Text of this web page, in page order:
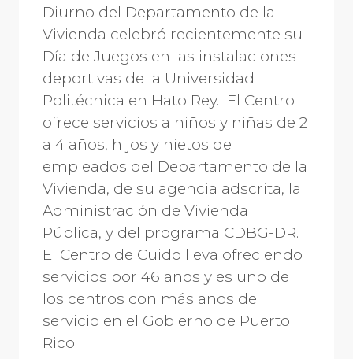
Diurno del Departamento de la
Vivienda celebró recientemente su
Día de Juegos en las instalaciones
deportivas de la Universidad
Politécnica en Hato Rey. El Centro
ofrece servicios a niños y niñas de 2
a 4 años, hijos y nietos de
empleados del Departamento de la
Vivienda, de su agencia adscrita, la
Administración de Vivienda
Pública, y del programa CDBG-DR.
El Centro de Cuido lleva ofreciendo
servicios por 46 años y es uno de
los centros con más años de
servicio en el Gobierno de Puerto
Rico.